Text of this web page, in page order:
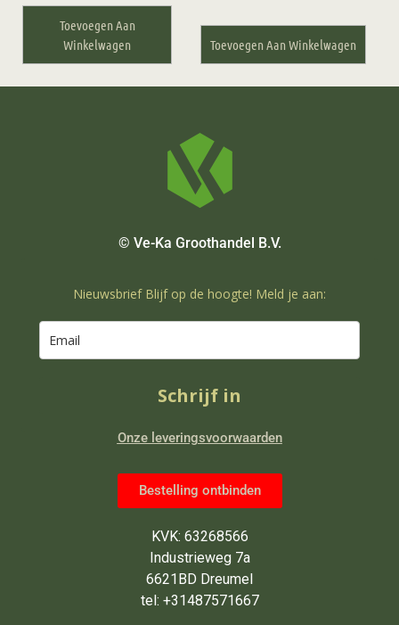
Toevoegen Aan
Winkelwagen
Toevoegen Aan Winkelwagen
© Ve-Ka Groothandel B.V.
Nieuwsbrief Blijf op de hoogte! Meld je aan:
Schrijf in
Onze leveringsvoorwaarden
Bestelling ontbinden
KVK: 63268566
Industrieweg 7a
6621BD Dreumel
tel: +31487571667